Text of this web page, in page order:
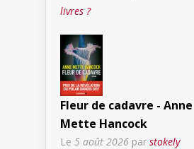
livres ?
Fleur de cadavre - Anne
Mette Hancock
Le 5 août 2026 par stokely